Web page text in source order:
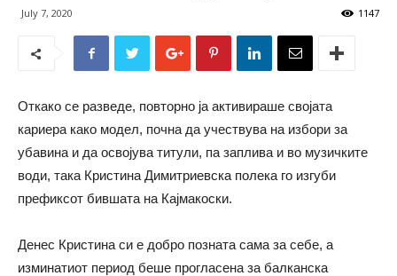
July 7, 2020 1147
Откако се разведе, повторно ја активираше својата
кариера како модел, почна да учествува на избори за
убавина и да освојува титули, па заплива и во музичките
води, така Кристина Димитриевска полека го изгуби
префиксот бившата на Кајмакоски.
Денес Кристина си е добро позната сама за себе, а
изминатиот период беше прогласена за балканска